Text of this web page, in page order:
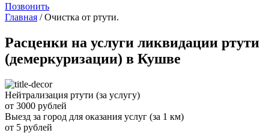
Позвонить
Главная /Очистка от ртути.
Расценки на услуги ликвидации ртути
(демеркуризации) в Кушве
Нейтрализация ртути (за услугу)
от 3000 рублей
Выезд за город для оказания услуг (за 1 км)
от 5 рублей